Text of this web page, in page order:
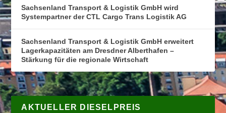
Sachsenland Transport & Logistik GmbH wird
Systempartner der CTL Cargo Trans Logistik AG
Sachsenland Transport & Logistik GmbH erweitert
Lagerkapazitäten am Dresdner Alberthafen –
Stärkung für die regionale Wirtschaft
AKTUELLER DIESELPREIS